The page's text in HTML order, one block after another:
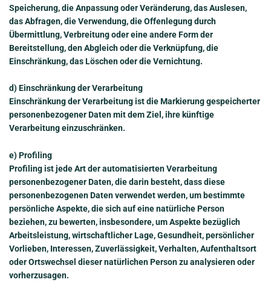
Speicherung, die Anpassung oder Veränderung, das Auslesen,
das Abfragen, die Verwendung, die Offenlegung durch
Übermittlung, Verbreitung oder eine andere Form der
Bereitstellung, den Abgleich oder die Verknüpfung, die
Einschränkung, das Löschen oder die Vernichtung.
d) Einschränkung der Verarbeitung
Einschränkung der Verarbeitung ist die Markierung gespeicherter
personenbezogener Daten mit dem Ziel, ihre künftige
Verarbeitung einzuschränken.
e) Profiling
Profiling ist jede Art der automatisierten Verarbeitung
personenbezogener Daten, die darin besteht, dass diese
personenbezogenen Daten verwendet werden, um bestimmte
persönliche Aspekte, die sich auf eine natürliche Person
beziehen, zu bewerten, insbesondere, um Aspekte bezüglich
Arbeitsleistung, wirtschaftlicher Lage, Gesundheit, persönlicher
Vorlieben, Interessen, Zuverlässigkeit, Verhalten, Aufenthaltsort
oder Ortswechsel dieser natürlichen Person zu analysieren oder
vorherzusagen.